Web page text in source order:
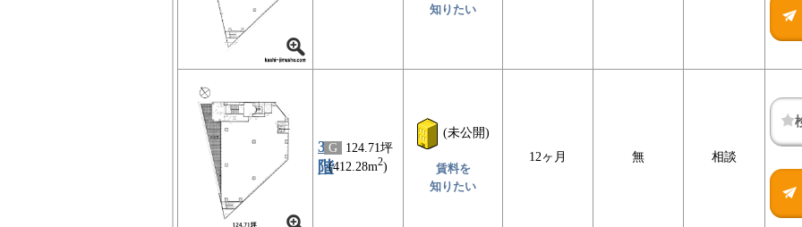
知りたい
3
階
G
124.71坪
(412.28m2)
(未公開)
賃料を
知りたい
12ヶ月 無 相談